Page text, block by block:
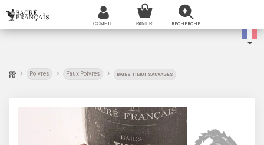
Poivres Faux Poivres BAIES TIMUT SAUVAGES